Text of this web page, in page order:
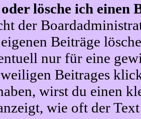
lösche ich einen
der
Beiträge
nur für eine
Beitrages
wirst du einen
wie oft der